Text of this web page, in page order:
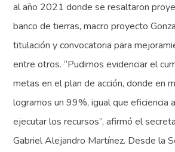
al año 2021 donde se resaltaron
banco de tierras, macro proyecto
titulación y convocatoria para
entre otros. “Pudimos evidenciar el
metas en el plan de acción, donde en
logramos un 99%, igual que eficiencia
ejecutar los recursos”, afirmó el
Gabriel Alejandro Martínez. Desde la